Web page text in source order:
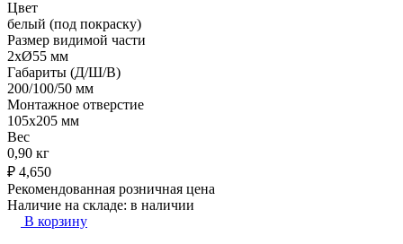
Цвет
белый (под покраску)
Размер видимой части
2xØ55 мм
Габариты (Д/Ш/В)
200/100/50 мм
Монтажное отверстие
105x205 мм
Вес
0,90 кг
₽ 4,650
Рекомендованная розничная цена
Наличие на складе: в наличии
В корзину